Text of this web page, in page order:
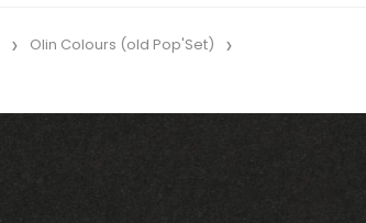
Olin Colours (old Pop'Set)